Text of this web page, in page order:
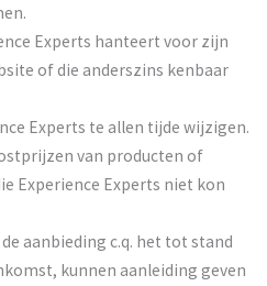
Experts hanteert voor zijn
of die anderszins kenbaar
Experts te allen tijde wijzigen.
van producten of
Experience Experts niet kon
aanbieding c.q. het tot stand
kunnen aanleiding geven